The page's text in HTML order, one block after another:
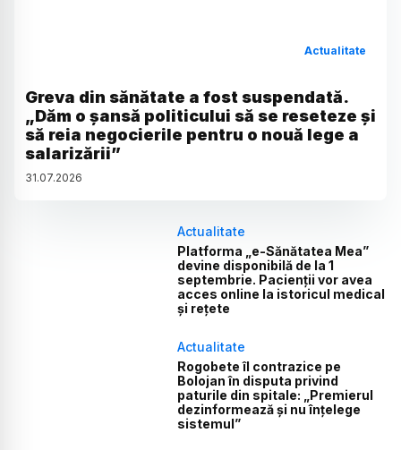
Actualitate
Greva din sănătate a fost suspendată.
„Dăm o șansă politicului să se reseteze și
să reia negocierile pentru o nouă lege a
salarizării”
31.07.2026
Actualitate
Platforma „e-Sănătatea Mea”
devine disponibilă de la 1
septembrie. Pacienții vor avea
acces online la istoricul medical
și rețete
Actualitate
Rogobete îl contrazice pe
Bolojan în disputa privind
paturile din spitale: „Premierul
dezinformează și nu înțelege
sistemul”